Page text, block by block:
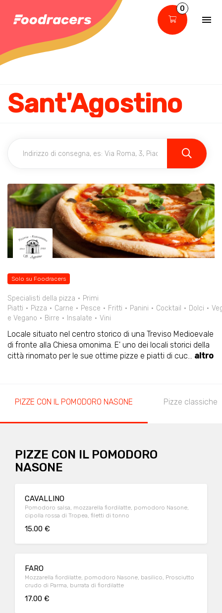
0
Sant'Agostino
Solo su Foodracers
Specialisti della pizza
Primi
Piatti
Pizza Carne Pesce Fritti Panini Cocktail Dolci
e Vegano
Birre Insalate Vini
Locale situato nel centro storico di una Treviso Medioevale
di fronte alla Chiesa omonima. E' uno dei locali storici della
città rinomato per le sue ottime pizze e piatti di cuc... altro
PIZZE CON IL POMODORO NASONE Pizze classiche
PIZZE CON IL POMODORO
NASONE
CAVALLINO
Pomodoro salsa, mozzarella fiordilatte, pomodoro Nasone,
cipolla rossa di Tropea, filetti di tonno
15.00 €
FARO
Mozzarella fiordilatte, pomodoro Nasone, basilico, Prosciutto
crudo di Parma, burrata di fiordilatte
17.00 €